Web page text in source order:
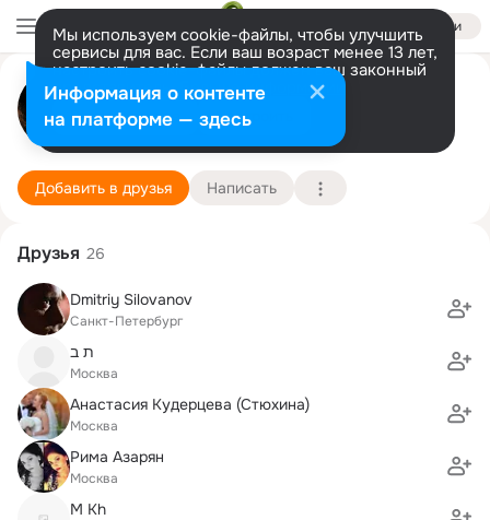
Войти
Мы используем cookie-файлы, чтобы улучшить
сервисы для вас. Если ваш возраст менее 13 лет,
настроить cookie-файлы должен ваш законный
представитель. Больше информации
Разрешить все Настроить
Анастасия Швецова
москва
15 января (36 лет)
1944 школа (с углубленным изучением
Подробнее
Добавить в друзья Написать
Друзья 26
Dmitriy Silovanov
Санкт-Петербург
ת ב
Москва
Анастасия Кудерцева (Стюхина)
Москва
Рима Азарян
Москва
M Kh
Информация о контенте
на платформе — здесь